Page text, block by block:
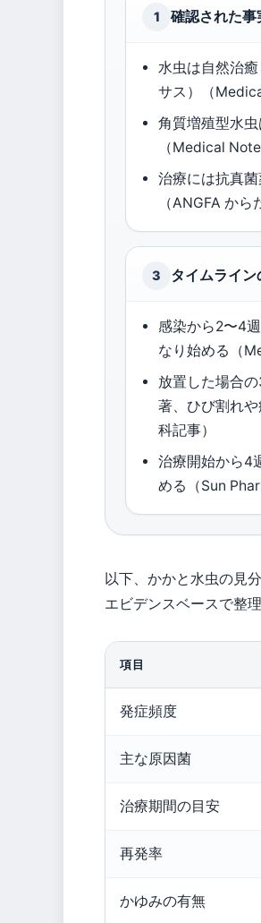
1 確認された事
水虫は自然治
サス）（
角質増殖型水
（Medical Note
治療には抗真
（ANGFA から
3 タイムライ
感染から2〜4
なり始める（
放置した場合
著、ひび割れ
科記事）
治療開始から4
める（Sun
以下、かかと水虫の見
エビデンスベースで整理
項目
発症頻度
主な原因菌
治療期間の目安
再発率
かゆみの有無